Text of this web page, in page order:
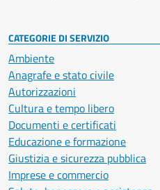
CATEGORIE DI SERVIZIO
Ambiente
Anagrafe e stato civile
Autorizzazioni
Cultura e tempo libero
Documenti e certificati
Educazione e formazione
Giustizia e sicurezza pubblica
Imprese e commercio